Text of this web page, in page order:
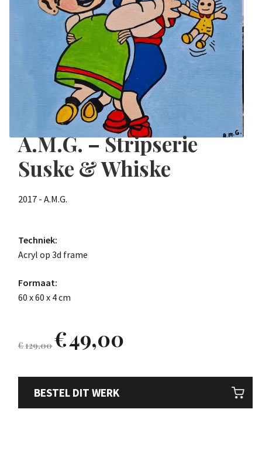
A.M.G. – Stripserie
Suske & Whiske
2017 - A.M.G.
Techniek:
Acryl op 3d frame
Formaat:
60 x 60 x 4 cm
€129,00€49,00
BESTEL DIT WERK